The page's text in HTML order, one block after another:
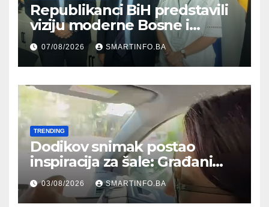
Republikanci BiH predstavili
viziju moderne Bosne i
Hercegovine ambasadoru
Njemačke
07/08/2026 SMARTINFO.BA
TRENDING
Dodikov snimak postao
inspiracija za šale: Građani
kroz parodiju poslali poruku
03/08/2026 SMARTINFO.BA